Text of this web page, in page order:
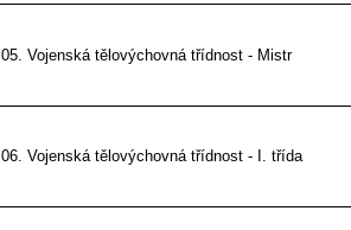
05. Vojenská tělovýchovná třídnost - Mistr
06. Vojenská tělovýchovná třídnost - I. třída